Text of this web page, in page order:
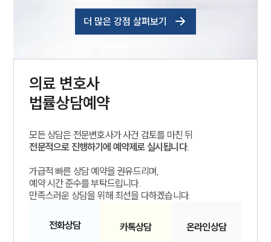
더 많은 강점 살펴보기
의료 변호사
법률상담예약
모든 상담은 전문변호사가 사건 검토를 마친 뒤
전문적으로 진행하기에 예약제로 실시됩니다.
가급적 빠른 상담 예약을 권유드리며,
예약 시간 준수를 부탁드립니다.
만족스러운 상담을 위해 최선을 다하겠습니다.
전화상담 카톡상담 온라인상담